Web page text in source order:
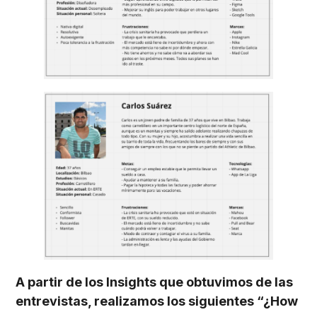
A partir de los Insights que obtuvimos de las
entrevistas, realizamos los siguientes “¿How